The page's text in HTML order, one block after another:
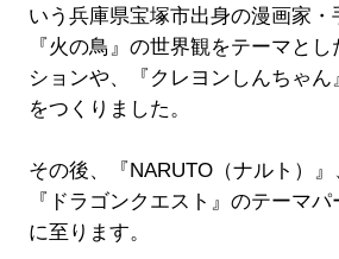
いう兵庫県宝塚市出身の漫画家
『火の鳥』の世界観をテーマと
ションや、『クレヨンしんちゃん
をつくりました。
その後、『NARUTO（ナルト）』
『ドラゴンクエスト』のテーマ
に至ります。